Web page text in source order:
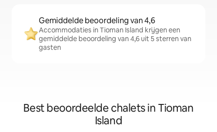
Gemiddelde beoordeling van 4,6
Accommodaties in Tioman Island krijgen een
gemiddelde beoordeling van 4,6 uit 5 sterren van
gasten
Best beoordeelde chalets in Tioman
Island